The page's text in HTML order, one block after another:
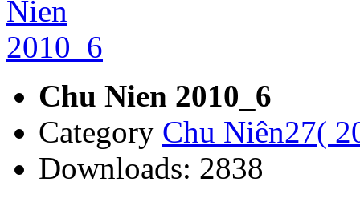
Chu Nien 2010_6
Category Chu Niên27(
Downloads: 2838